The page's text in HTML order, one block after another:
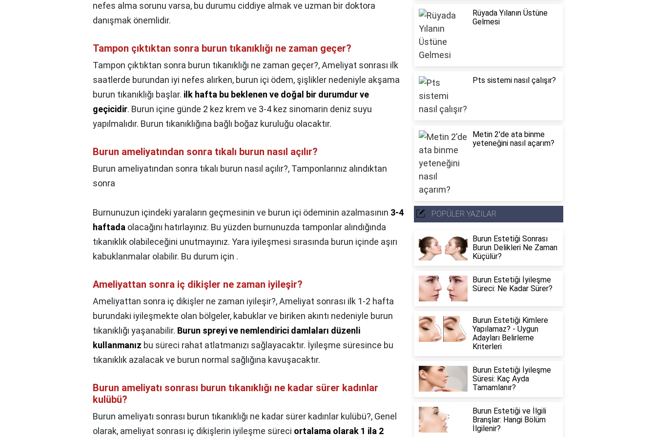
nefes alma sorunu varsa, bu durumu ciddiye almak ve uzman bir doktora
danışmak önemlidir.
Tampon çıktıktan sonra burun tıkanıklığı ne zaman geçer?
Tampon çıktıktan sonra burun tıkanıklığı ne zaman geçer?,Ameliyat sonrası ilk
saatlerde burundan iyi nefes alırken, burun içi ödem, şişlikler nedeniyle akşama
burun tıkanıklığı başlar. ilk hafta bu beklenen ve doğal bir durumdur ve
geçicidir. Burun içine günde 2 kez krem ve 3-4 kez sinomarin deniz suyu
yapılmalıdır. Burun tıkanıklığına bağlı boğaz kuruluğu olacaktır.
Burun ameliyatından sonra tıkalı burun nasıl açılır?
Burun ameliyatından sonra tıkalı burun nasıl açılır?, Tamponlarınız alındıktan
sonra
Burnunuzun içindeki yaraların geçmesinin ve burun içi ödeminin azalmasının 3-4
haftada olacağını hatırlayınız. Bu yüzden burnunuzda tamponlar alındığında
tıkanıklık olabileceğini unutmayınız. Yara iyileşmesi sırasında burun içinde aşırı
kabuklanmalar olabilir. Bu durum için .
Ameliyattan sonra iç dikişler ne zaman iyileşir?
Ameliyattan sonra iç dikişler ne zaman iyileşir?,Ameliyat sonrası ilk 1-2 hafta
burundaki iyileşmekte olan bölgeler, kabuklar ve biriken akıntı nedeniyle burun
tıkanıklığı yaşanabilir. Burun spreyi ve nemlendirici damlaları düzenli
kullanmanız bu süreci rahat atlatmanızı sağlayacaktır. İyileşme süresince bu
tıkanıklık azalacak ve burun normal sağlığına kavuşacaktır.
Burun ameliyatı sonrası burun tıkanıklığı ne kadar sürer kadınlar
kulübü?
Burun ameliyatı sonrası burun tıkanıklığı ne kadar sürer kadınlar kulübü?, Genel
olarak, ameliyat sonrası iç dikişlerin iyileşme süreci ortalama olarak 1 ila 2
Rüyada Yılanın Üstüne
Gelmesi
Pts sistemi nasıl çalışır?
Metin 2'de ata binme
yeteneğini nasıl açarım?
POPÜLER YAZILAR
Burun Estetiği Sonrası
Burun Delikleri Ne Zaman
Küçülür?
Burun Estetiği İyileşme
Süreci: Ne Kadar Sürer?
Burun Estetiği Kimlere
Yapılamaz? - Uygun
Adayları Belirleme
Kriterleri
Burun Estetiği İyileşme
Süresi: Kaç Ayda
Tamamlanır?
Burun Estetiği ve İlgili
Branşlar: Hangi Bölüm
İlgilenir?